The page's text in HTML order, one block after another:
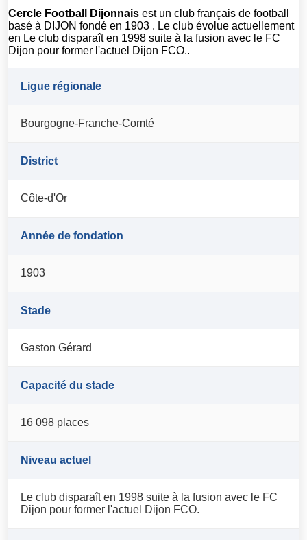
Cercle Football Dijonnais est un club français de football
basé à DIJON fondé en 1903 . Le club évolue actuellement
en Le club disparaît en 1998 suite à la fusion avec le FC
Dijon pour former l'actuel Dijon FCO..
Ligue régionale
Bourgogne-Franche-Comté
District
Côte-d'Or
Année de fondation
1903
Stade
Gaston Gérard
Capacité du stade
16 098 places
Niveau actuel
Le club disparaît en 1998 suite à la fusion avec le FC
Dijon pour former l'actuel Dijon FCO.